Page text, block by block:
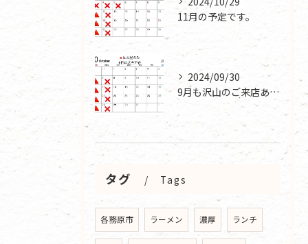
11月の予定です。
2024/09/30
9月も沢山のご来店ありがとうございました。
タグ Tags
各務原市 ラーメン 濃厚 ランチ